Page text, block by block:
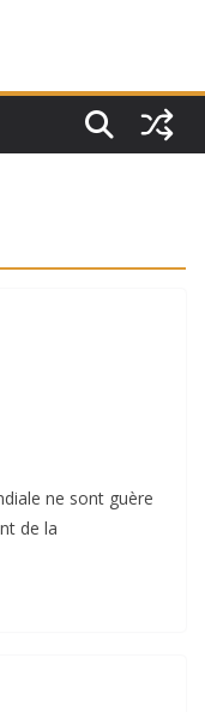
ne sont guère
de la